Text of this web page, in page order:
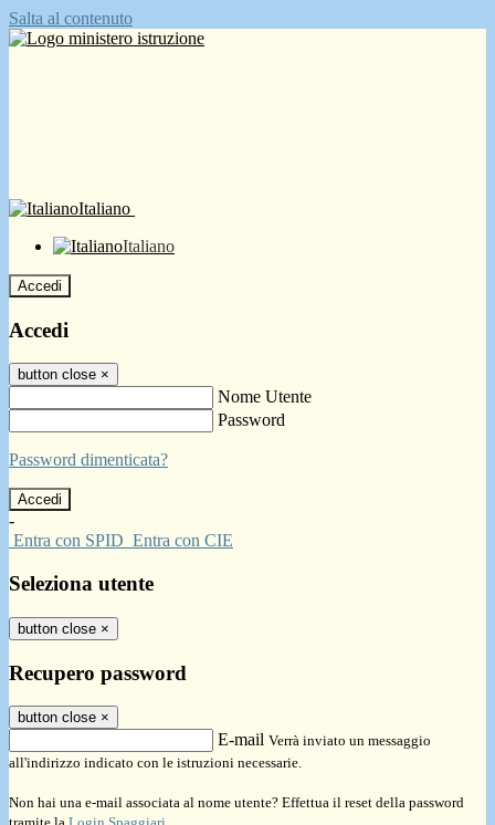
Salta al contenuto
Italiano
Italiano
Accedi
Accedi
button close ×
Nome Utente
Password
Password dimenticata?
-
Entra con SPID Entra con CIE
Seleziona utente
button close ×
Recupero password
button close ×
E-mail Verrà inviato un messaggio
all'indirizzo indicato con le istruzioni necessarie.
Non hai una e-mail associata al nome utente? Effettua il reset della password